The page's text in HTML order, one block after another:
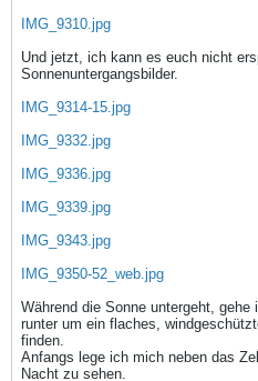
IMG_9310.jpg
Und jetzt, ich kann es euch nicht
Sonnenuntergangsbilder.
IMG_9314-15.jpg
IMG_9332.jpg
IMG_9336.jpg
IMG_9339.jpg
IMG_9343.jpg
IMG_9350-52_web.jpg
Während die Sonne untergeht,
runter um ein flaches,
finden.
Anfangs lege ich mich neben das
Nacht zu sehen.